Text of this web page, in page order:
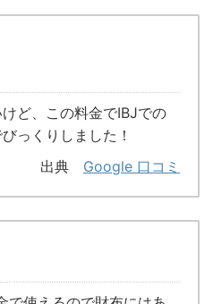
ど、この料金でIBJでの
っくりしました！
出典 Google 口コミ